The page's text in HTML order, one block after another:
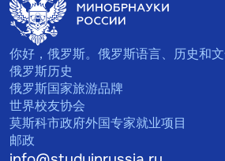
你好，俄罗斯。俄罗斯语言、历史和
俄罗斯历史
俄罗斯国家旅游品牌
世界校友协会
莫斯科市政府外国专家就业项目
邮政